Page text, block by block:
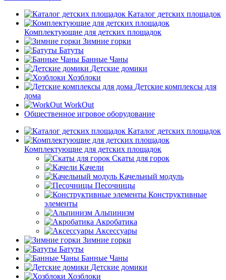
Каталог детских площадок
Комплектующие для детских площадок
Зимние горки
Батуты
Банные Чаны
Детские домики
Хозблоки
Детские комплексы для
дома
WorkOut
Общественное игровое оборудование
Каталог детских площадок
Комплектующие для детских площадок
Скаты для горок
Качели
Качельный модуль
Песочницы
Конструктивные
элементы
Альпинизм
Акробатика
Аксессуары
Зимние горки
Батуты
Банные Чаны
Детские домики
Хозблоки